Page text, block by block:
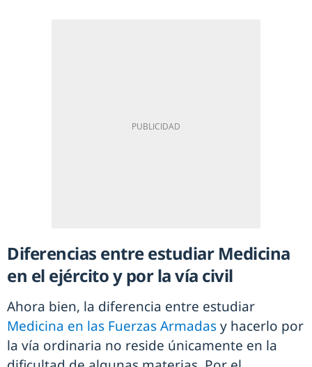
Diferencias entre estudiar Medicina
en el ejército y por la vía civil
Ahora bien, la diferencia entre estudiar
Medicina en las Fuerzas Armadasy hacerlo por
la vía ordinaria no reside únicamente en la